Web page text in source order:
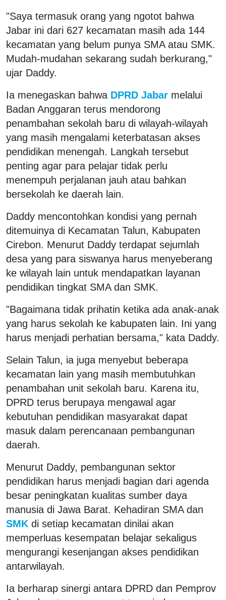
"Saya termasuk orang yang ngotot bahwa
Jabar ini dari 627 kecamatan masih ada 144
kecamatan yang belum punya SMA atau SMK.
Mudah-mudahan sekarang sudah berkurang,"
ujar Daddy.
Ia menegaskan bahwa DPRD Jabar melalui
Badan Anggaran terus mendorong
penambahan sekolah baru di wilayah-wilayah
yang masih mengalami keterbatasan akses
pendidikan menengah. Langkah tersebut
penting agar para pelajar tidak perlu
menempuh perjalanan jauh atau bahkan
bersekolah ke daerah lain.
Daddy mencontohkan kondisi yang pernah
ditemuinya di Kecamatan Talun, Kabupaten
Cirebon. Menurut Daddy terdapat sejumlah
desa yang para siswanya harus menyeberang
ke wilayah lain untuk mendapatkan layanan
pendidikan tingkat SMA dan SMK.
"Bagaimana tidak prihatin ketika ada anak-anak
yang harus sekolah ke kabupaten lain. Ini yang
harus menjadi perhatian bersama," kata Daddy.
Selain Talun, ia juga menyebut beberapa
kecamatan lain yang masih membutuhkan
penambahan unit sekolah baru. Karena itu,
DPRD terus berupaya mengawal agar
kebutuhan pendidikan masyarakat dapat
masuk dalam perencanaan pembangunan
daerah.
Menurut Daddy, pembangunan sektor
pendidikan harus menjadi bagian dari agenda
besar peningkatan kualitas sumber daya
manusia di Jawa Barat. Kehadiran SMA dan
SMK di setiap kecamatan dinilai akan
memperluas kesempatan belajar sekaligus
mengurangi kesenjangan akses pendidikan
antarwilayah.
Ia berharap sinergi antara DPRD dan Pemprov